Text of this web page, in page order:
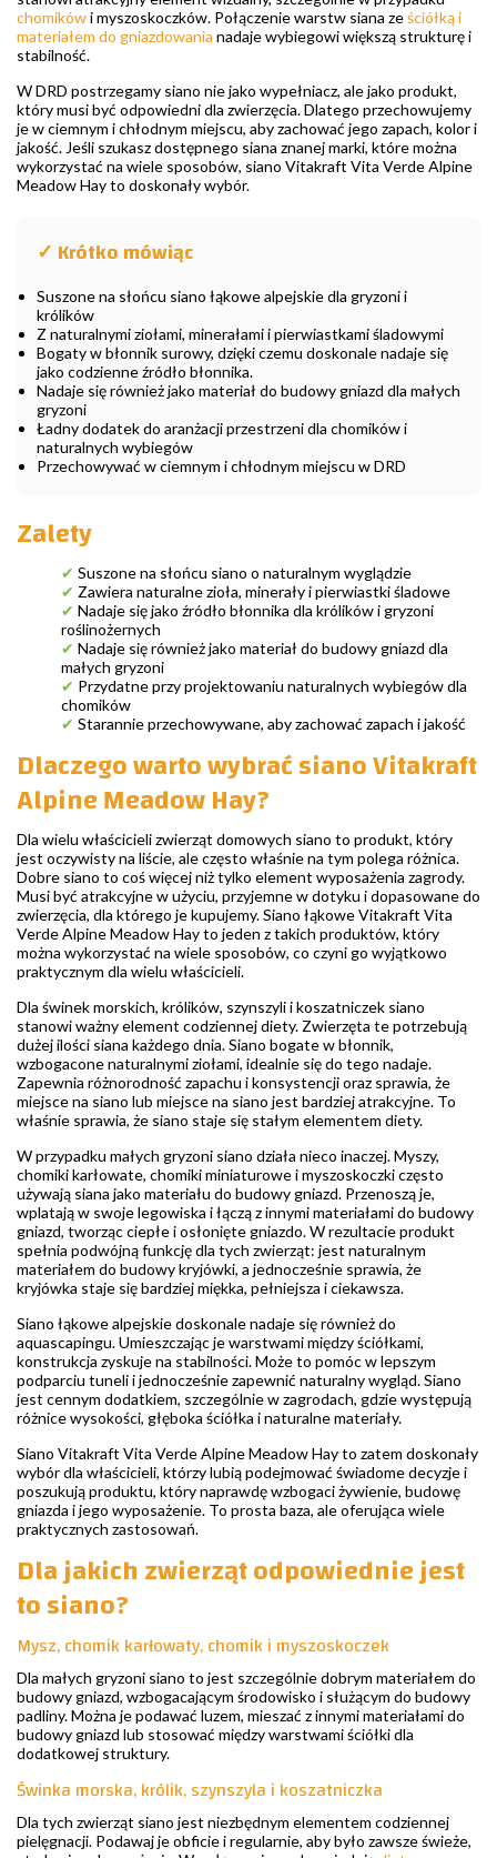
chomikówi myszoskoczków. Połączenie warstw siana ześciółką i
materiałem do gniazdowania nadaje wybiegowi większą strukturę i
stabilność.
W DRD postrzegamy siano nie jako wypełniacz, ale jako produkt,
który musi być odpowiedni dla zwierzęcia. Dlatego przechowujemy
je w ciemnym i chłodnym miejscu, aby zachować jego zapach, kolor i
jakość. Jeśli szukasz dostępnego siana znanej marki, które można
wykorzystać na wiele sposobów, siano Vitakraft Vita Verde Alpine
Meadow Hay to doskonały wybór.
✓ Krótko mówiąc
Suszone na słońcu siano łąkowe alpejskie dla gryzoni i
królików
Z naturalnymi ziołami, minerałami i pierwiastkami śladowymi
Bogaty w błonnik surowy, dzięki czemu doskonale nadaje się
jako codzienne źródło błonnika.
Nadaje się również jako materiał do budowy gniazd dla małych
gryzoni
Ładny dodatek do aranżacji przestrzeni dla chomików i
naturalnych wybiegów
Przechowywać w ciemnym i chłodnym miejscu w DRD
Zalety
✔ Suszone na słońcu siano o naturalnym wyglądzie
✔ Zawiera naturalne zioła, minerały i pierwiastki śladowe
✔ Nadaje się jako źródło błonnika dla królików i gryzoni
roślinożernych
✔ Nadaje się również jako materiał do budowy gniazd dla
małych gryzoni
✔ Przydatne przy projektowaniu naturalnych wybiegów dla
chomików
✔ Starannie przechowywane, aby zachować zapach i jakość
Dlaczego warto wybrać siano Vitakraft
Alpine Meadow Hay?
Dla wielu właścicieli zwierząt domowych siano to produkt, który
jest oczywisty na liście, ale często właśnie na tym polega różnica.
Dobre siano to coś więcej niż tylko element wyposażenia zagrody.
Musi być atrakcyjne w użyciu, przyjemne w dotyku i dopasowane do
zwierzęcia, dla którego je kupujemy. Siano łąkowe Vitakraft Vita
Verde Alpine Meadow Hay to jeden z takich produktów, który
można wykorzystać na wiele sposobów, co czyni go wyjątkowo
praktycznym dla wielu właścicieli.
Dla świnek morskich, królików, szynszyli i koszatniczek siano
stanowi ważny element codziennej diety. Zwierzęta te potrzebują
dużej ilości siana każdego dnia. Siano bogate w błonnik,
wzbogacone naturalnymi ziołami, idealnie się do tego nadaje.
Zapewnia różnorodność zapachu i konsystencji oraz sprawia, że
miejsce na siano lub miejsce na siano jest bardziej atrakcyjne. To
właśnie sprawia, że siano staje się stałym elementem diety.
W przypadku małych gryzoni siano działa nieco inaczej. Myszy,
chomiki karłowate, chomiki miniaturowe i myszoskoczki często
używają siana jako materiału do budowy gniazd. Przenoszą je,
wplatają w swoje legowiska i łączą z innymi materiałami do budowy
gniazd, tworząc ciepłe i osłonięte gniazdo. W rezultacie produkt
spełnia podwójną funkcję dla tych zwierząt: jest naturalnym
materiałem do budowy kryjówki, a jednocześnie sprawia, że
kryjówka staje się bardziej miękka, pełniejsza i ciekawsza.
Siano łąkowe alpejskie doskonale nadaje się również do
aquascapingu. Umieszczając je warstwami między ściółkami,
konstrukcja zyskuje na stabilności. Może to pomóc w lepszym
podparciu tuneli i jednocześnie zapewnić naturalny wygląd. Siano
jest cennym dodatkiem, szczególnie w zagrodach, gdzie występują
różnice wysokości, głęboka ściółka i naturalne materiały.
Siano Vitakraft Vita Verde Alpine Meadow Hay to zatem doskonały
wybór dla właścicieli, którzy lubią podejmować świadome decyzje i
poszukują produktu, który naprawdę wzbogaci żywienie, budowę
gniazda i jego wyposażenie. To prosta baza, ale oferująca wiele
praktycznych zastosowań.
Dla jakich zwierząt odpowiednie jest
to siano?
Mysz, chomik karłowaty, chomik i myszoskoczek
Dla małych gryzoni siano to jest szczególnie dobrym materiałem do
budowy gniazd, wzbogacającym środowisko i służącym do budowy
padliny. Można je podawać luzem, mieszać z innymi materiałami do
budowy gniazd lub stosować między warstwami ściółki dla
dodatkowej struktury.
Świnka morska, królik, szynszyla i koszatniczka
Dla tych zwierząt siano jest niezbędnym elementem codziennej
pielęgnacji. Podawaj je obficie i regularnie, aby było zawsze świeże,